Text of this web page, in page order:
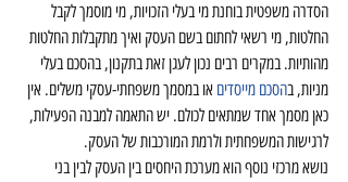
הסדרה משפטית בוחנת מי בעלי הזכויות, מי מוסמך לקבל
החלטות, מי רשאי לחתום בשם העסק ואיך מתקבלות החלטות
מהותיות. במקרים רבים נכון לעגן זאת בתקנון, בהסכם בעלי
מניות, בהסכם מייסדים או במסמך משפחתי-עסקי משלים. אין
כאן מסמך אחד שמתאים לכולם. יש התאמה למבנה הפעילות,
לרגישות המשפחתית ולרמת המורכבות של העסק.
נושא מרכזי נוסף הוא מערכת היחסים בין העסק לבין בני